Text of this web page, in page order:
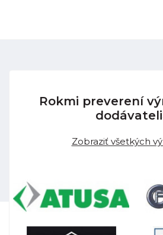
Rokmi preverení
Zobraziť všetkých